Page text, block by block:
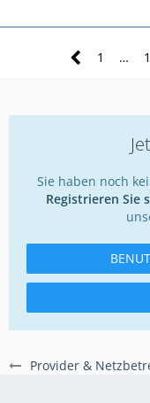
Provider &
1 …
Sie haben noch
Registrieren Sie